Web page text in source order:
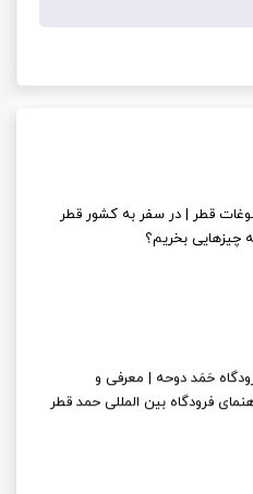
قطر | در سفر به کشور قطر
چیزهایی بخریم؟
حَمَد دوحه | معرفی و
فرودگاه بین المللی حمد قطر